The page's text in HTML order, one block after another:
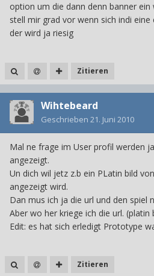
option um die dann denn banner ein
stell mir grad vor wenn sich indi
der wird ja riesig
Zitieren
Wihtebeard
Geschrieben 21. Juni 2010
Mal ne frage im User profil werden
angezeigt.
Un dich wil jetz z.b ein PLatin bild
angezeigt wird.
Dan mus ich ja die url und den spiel
Aber wo her kriege ich die url. (platin
Edit: es hat sich erledigt Prototype
Zitieren